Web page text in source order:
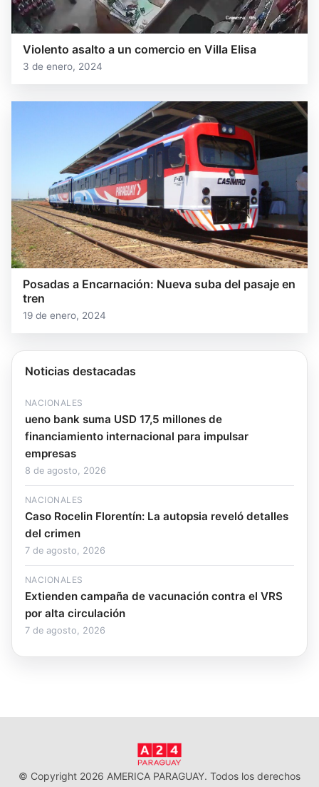
Violento asalto a un comercio en Villa Elisa
3 de enero, 2024
Posadas a Encarnación: Nueva suba del pasaje en
tren
19 de enero, 2024
Noticias destacadas
NACIONALES
ueno bank suma USD 17,5 millones de
financiamiento internacional para impulsar
empresas
8 de agosto, 2026
NACIONALES
Caso Rocelin Florentín: La autopsia reveló detalles
del crimen
7 de agosto, 2026
NACIONALES
Extienden campaña de vacunación contra el VRS
por alta circulación
7 de agosto, 2026
© Copyright 2026 AMERICA PARAGUAY. Todos los derechos